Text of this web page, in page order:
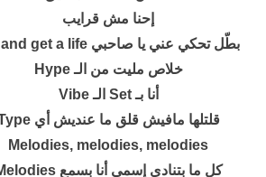
إحنا مش قرايب
بطّل تحكي عني يا صاحبي ‫Go and get a life
خلاص مليت من الـ ‫Hype
‫أنا بـ Set الـ Vibe
قلتلها مافيش قلق ما عنديش أي ‫Type
Melodies, melodies, melodies
كل ما بتنادي إسمي أنا بسمع ‫Melodies